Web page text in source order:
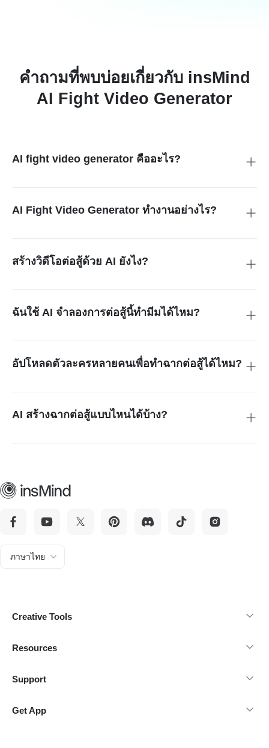
คำถามที่พบบ่อยเกี่ยวกับ insMind
AI Fight Video Generator
AI fight video generator คืออะไร?
เคลื่อนไหว
AI Fight Video Generator ทำงานอย่างไร?
สร้างวิดีโอต่อสู้ด้วย AI ยังไง?
ฉันใช้ AI จำลองการต่อสู้นี้ทำมีมได้ไหม?
อัปโหลดตัวละครหลายคนเพื่อทำฉากต่อสู้ได้ไหม?
AI สร้างฉากต่อสู้แบบไหนได้บ้าง?
ภาษาไทย
Creative Tools
Resources
Support
Get App